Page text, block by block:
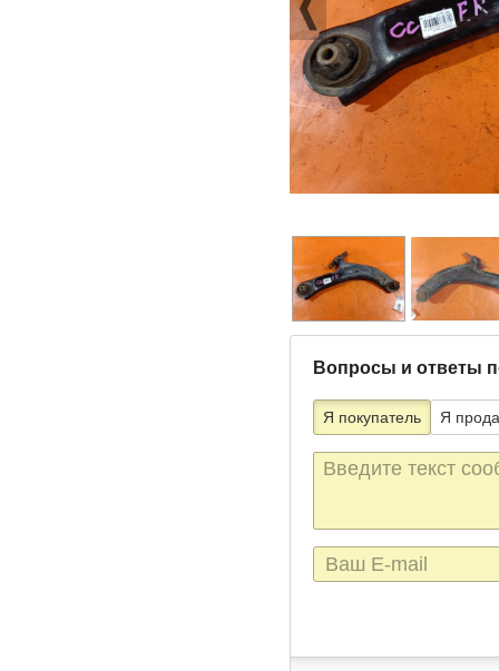
Вопросы и ответы
Я покупатель Я
Текст
сообщения
E-
mail